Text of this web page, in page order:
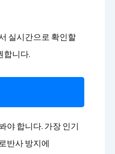
실시간으로 확인할
합니다.
야 합니다. 가장 인기
반사 방지에